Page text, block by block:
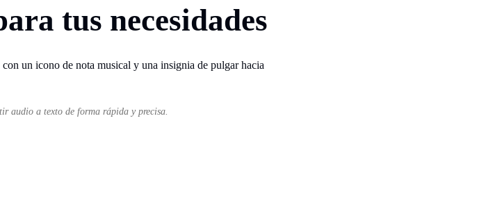
tus necesidades
audio a texto de forma rápida y precisa.